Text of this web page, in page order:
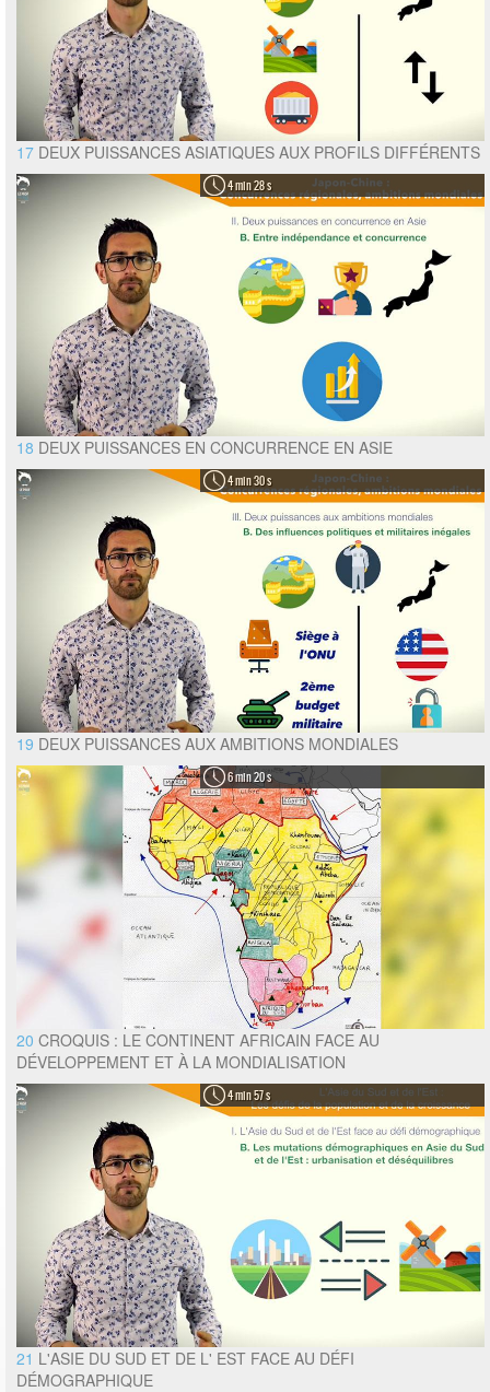
17 DEUX PUISSANCES ASIATIQUES AUX PROFILS DIFFÉRENTS
4 min 28 s
18 DEUX PUISSANCES EN CONCURRENCE EN ASIE
4 min 30 s
19 DEUX PUISSANCES AUX AMBITIONS MONDIALES
6 min 20 s
20 CROQUIS : LE CONTINENT AFRICAIN FACE AU
DÉVELOPPEMENT ET À LA MONDIALISATION
4 min 57 s
21 L'ASIE DU SUD ET DE L' EST FACE AU DÉFI
DÉMOGRAPHIQUE